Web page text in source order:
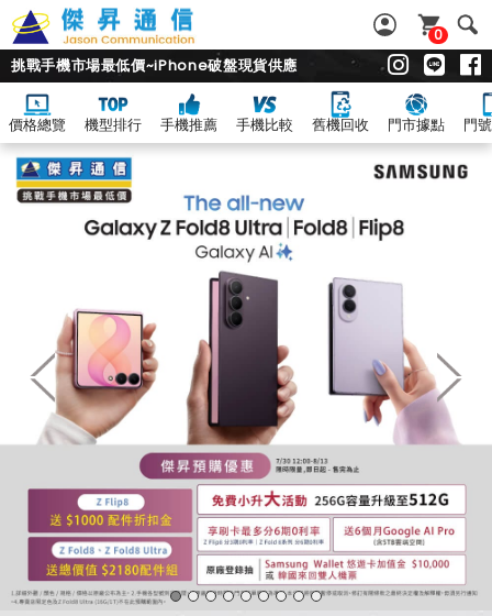
0
挑戰手機市場最低價~iPhone破盤現貨供應
價格總覽 機型排行 手機推薦 手機比較 舊機回收 門市據點 門